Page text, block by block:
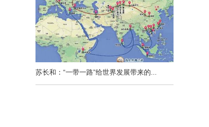
苏长和：“一带一路”给世界发展带来的...